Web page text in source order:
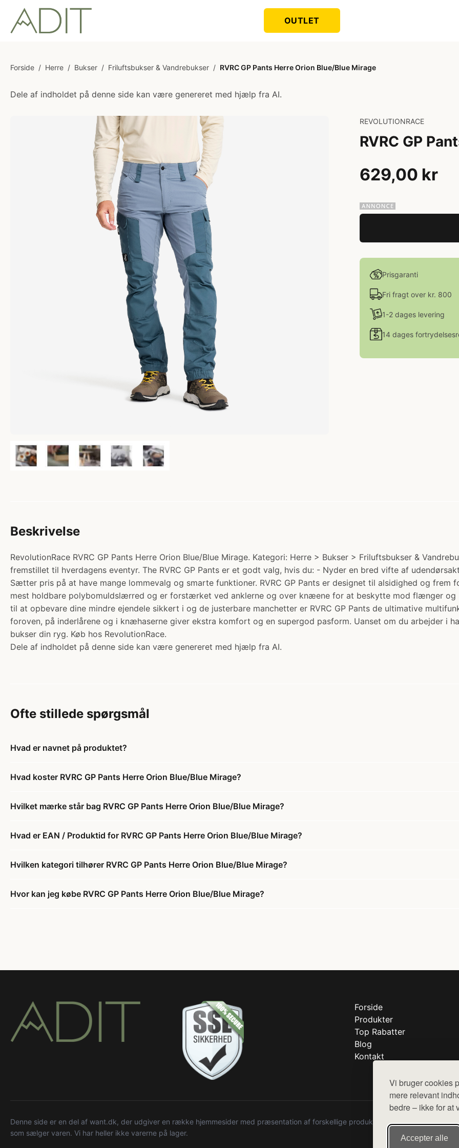
Vi bruger cookies
mere relevant
bedre – ikke for
Accepter alle
OUTLET
Forside / Herre / Bukser / Friluftsbukser & Vandrebukser / RVRC GP Pants Herre Orion Blue/Blue Mirage
Dele af indholdet på denne side kan være genereret med hjælp fra AI.
REVOLUTIONRACE
RVRC GP
629,00 kr
Prisgaranti
Fri fragt over kr. 800
1-2 dages levering
14 dages
Beskrivelse
RevolutionRace RVRC GP Pants Herre Orion Blue/Blue Mirage. Kategori: Herre > Bukser > Friluftsbukser &
fremstillet til hverdagens eventyr. The RVRC GP Pants er et godt valg, hvis du: - Nyder en bred vifte af
Sætter pris på at have mange lommevalg og smarte funktioner. RVRC GP Pants er designet til alsidighed og frem
mest holdbare polybomuldslærred og er forstærket ved anklerne og over knæene for at beskytte mod flænger
til at opbevare dine mindre ejendele sikkert i og de justerbare manchetter er RVRC GP Pants de ultimative
foroven, på inderlårene og i knæhaserne giver ekstra komfort og en supergod pasform. Uanset om du arbejder i
bukser din ryg. Køb hos RevolutionRace.
Dele af indholdet på denne side kan være genereret med hjælp fra AI.
Ofte stillede spørgsmål
Hvad er navnet på produktet?
Hvad koster RVRC GP Pants Herre Orion Blue/Blue Mirage?
Hvilket mærke står bag RVRC GP Pants Herre Orion Blue/Blue Mirage?
Hvad er EAN / Produktid for RVRC GP Pants Herre Orion Blue/Blue Mirage?
Hvilken kategori tilhører RVRC GP Pants Herre Orion Blue/Blue Mirage?
Hvor kan jeg købe RVRC GP Pants Herre Orion Blue/Blue Mirage?
Forside
Produkter
Top Rabatter
Blog
Kontakt
Denne side er en del af want.dk, der udgiver en række hjemmesider med præsentation af forskellige produkter fra diverse
som sælger varen. Vi har heller ikke varerne på lager.